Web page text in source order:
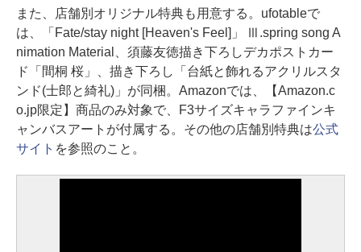
また、店舗別オリジナル特典も用意する。ufotableで
は、「Fate/stay night [Heaven's Feel]」 Ⅲ.spring song A
nimation Material、須藤友徳描き下ろしデカポストカー
ド「間桐 桜」、描き下ろし「台紙と飾れるアクリルスタ
ンド(士郎と綺礼)」が同梱。Amazonでは、【Amazon.c
o.jp限定】商品のみ対象で、F3サイズキャラファインキ
ャンバスアートが付属する。その他の店舗別特典は公式
サイト を参照のこと。